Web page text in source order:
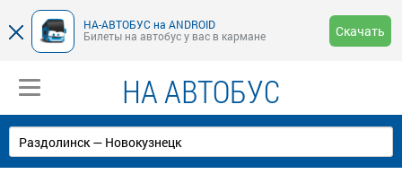
НА-АВТОБУС на ANDROID
Билеты на автобус у вас в кармане
Скачать
НА АВТОБУС